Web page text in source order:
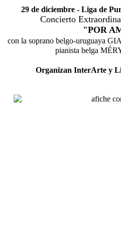
29 de diciembre - Liga de
Concierto
"POR
con la soprano belgo-uruguaya
pianista belga
Organizan InterArte y